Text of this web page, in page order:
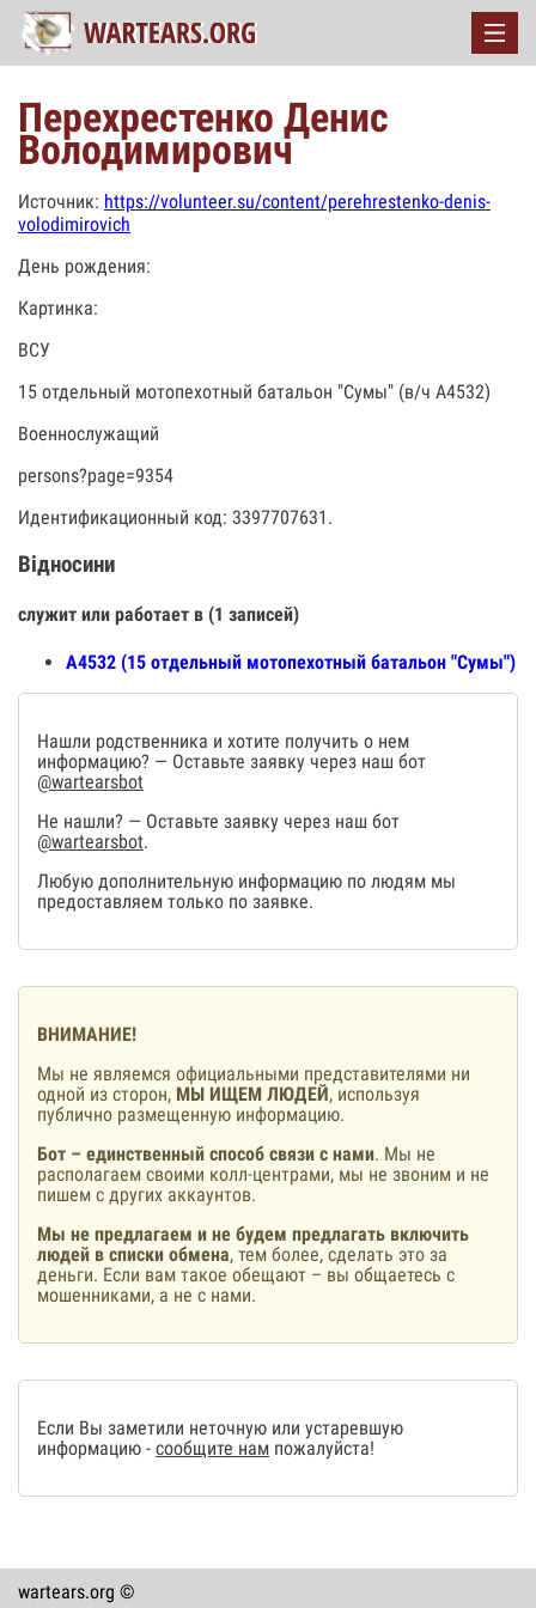
Перехрестенко Денис
Володимирович
Источник: https://volunteer.su/content/perehrestenko-denis-
volodimirovich
День рождения:
Картинка:
ВСУ
15 отдельный мотопехотный батальон "Сумы" (в/ч А4532)
Военнослужащий
persons?page=9354
Идентификационный код: 3397707631.
Відносини
служит или работает в (1 записей)
А4532 (15 отдельный мотопехотный батальон "Сумы")
Нашли родственника и хотите получить о нем
информацию? — Оставьте заявку через наш бот
@wartearsbot
Не нашли? — Оставьте заявку через наш бот
@wartearsbot.
Любую дополнительную информацию по людям мы
предоставляем только по заявке.
ВНИМАНИЕ!
Мы не являемся официальными представителями ни
одной из сторон, МЫ ИЩЕМ ЛЮДЕЙ, используя
публично размещенную информацию.
Бот – единственный способ связи с нами. Мы не
располагаем своими колл-центрами, мы не звоним и не
пишем с других аккаунтов.
Мы не предлагаем и не будем предлагать включить
людей в списки обмена, тем более, сделать это за
деньги. Если вам такое обещают – вы общаетесь с
мошенниками, а не с нами.
Если Вы заметили неточную или устаревшую
информацию - сообщите нам пожалуйста!
wartears.org ©